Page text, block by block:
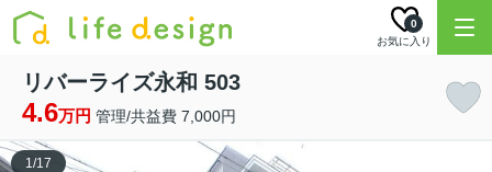
お気に入り
0
リバーライズ永和 503
4.6万円 管理/共益費 7,000円
1/17